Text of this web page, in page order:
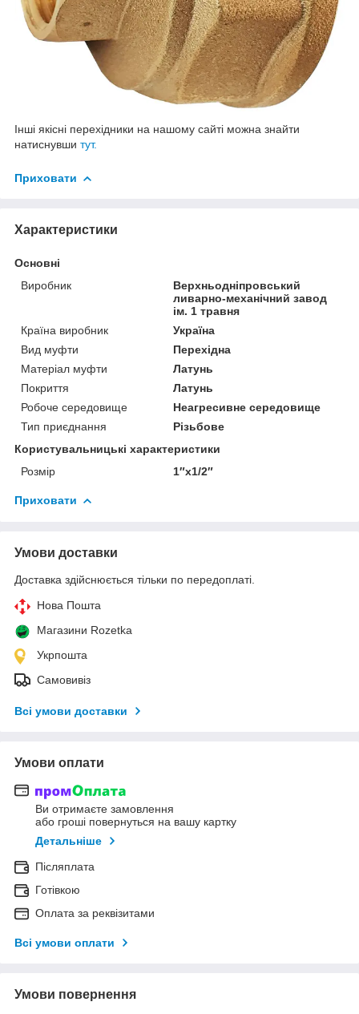
Інші якісні перехідники на нашому сайті можна знайти
натиснувши тут.
Приховати
Характеристики
Основні
Виробник
Верхньодніпровський
ливарно-механічний завод
ім. 1 травня
Країна виробник
Україна
Вид муфти
Перехідна
Матеріал муфти
Латунь
Покриття
Латунь
Робоче середовище
Неагресивне середовище
Тип приєднання
Різьбове
Користувальницькі характеристики
Розмір
1″х1/2″
Приховати
Умови доставки
Доставка здійснюється тільки по передоплаті.
Нова Пошта
Магазини Rozetka
Укрпошта
Самовивіз
Всі умови доставки
Умови оплати
Ви отримаєте замовлення
або гроші повернуться на вашу картку
Детальніше
Післяплата
Готівкою
Оплата за реквізитами
Всі умови оплати
Умови повернення